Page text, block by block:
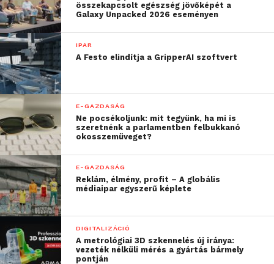
összekapcsolt egészség jövőképét a
Galaxy Unpacked 2026 eseményen
IPAR
A Festo elindítja a GripperAI szoftvert
E-GAZDASÁG
Ne pocsékoljunk: mit tegyünk, ha mi is
szeretnénk a parlamentben felbukkanó
okosszemüveget?
E-GAZDASÁG
Reklám, élmény, profit – A globális
médiaipar egyszerű képlete
DIGITALIZÁCIÓ
A metrológiai 3D szkennelés új iránya:
vezeték nélküli mérés a gyártás bármely
pontján